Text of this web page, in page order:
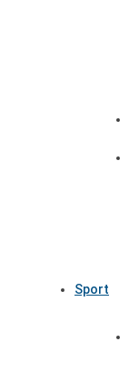
Sport